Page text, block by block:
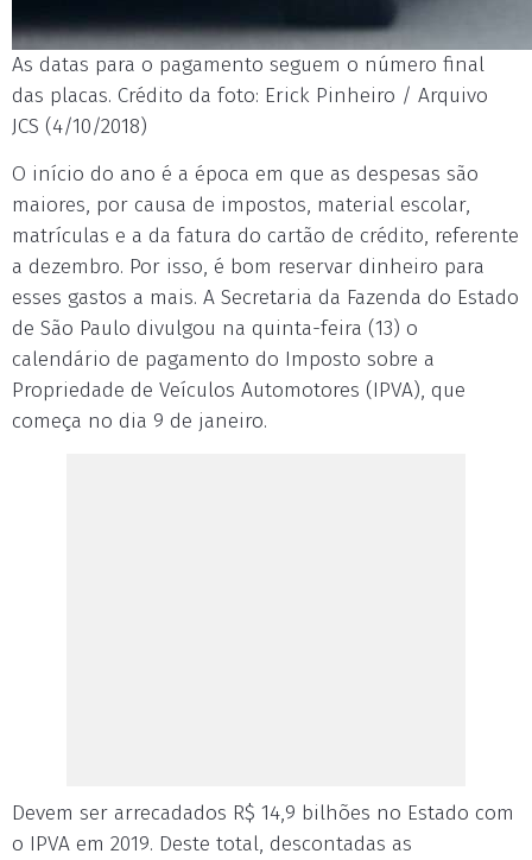
As datas para o pagamento seguem o número final
das placas. Crédito da foto: Erick Pinheiro / Arquivo
JCS (4/10/2018)
O início do ano é a época em que as despesas são
maiores, por causa de impostos, material escolar,
matrículas e a da fatura do cartão de crédito, referente
a dezembro. Por isso, é bom reservar dinheiro para
esses gastos a mais. A Secretaria da Fazenda do Estado
de São Paulo divulgou na quinta-feira (13) o
calendário de pagamento do Imposto sobre a
Propriedade de Veículos Automotores (IPVA), que
começa no dia 9 de janeiro.
Devem ser arrecadados R$ 14,9 bilhões no Estado com
o IPVA em 2019. Deste total, descontadas as